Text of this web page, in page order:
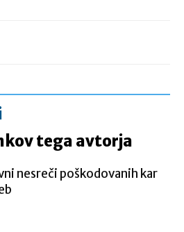
tega avtorja
nesreči poškodovanih kar